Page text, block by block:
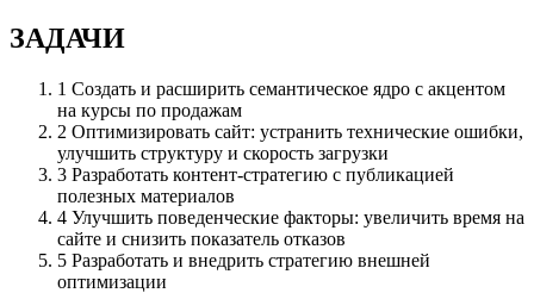
ЗАДАЧИ
1 Создать и расширить семантическое ядро с акцентом
на курсы по продажам
2 Оптимизировать сайт: устранить технические ошибки,
улучшить структуру и скорость загрузки
3 Разработать контент-стратегию с публикацией
полезных материалов
4 Улучшить поведенческие факторы: увеличить время на
сайте и снизить показатель отказов
5 Разработать и внедрить стратегию внешней
оптимизации